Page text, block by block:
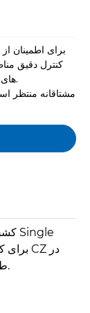
کنترل دقیق
های
صنعت PV طراحی شده است. به ما خوش آمدید.